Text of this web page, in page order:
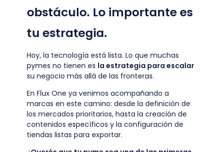
obstáculo. Lo importante es
tu estrategia.
Hoy, la tecnología está lista. Lo que muchas
pymes no tienen es la estrategia para escalar
su negocio más allá de las fronteras.
En Flux One ya venimos acompañando a
marcas en este camino: desde la definición de
los mercados prioritarios, hasta la creación de
contenidos específicos y la configuración de
tiendas listas para exportar.